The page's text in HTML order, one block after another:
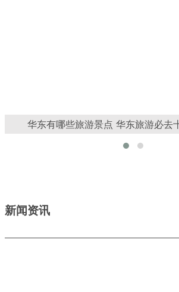
华东区域旅游报告：华东地区成文旅
新闻资讯